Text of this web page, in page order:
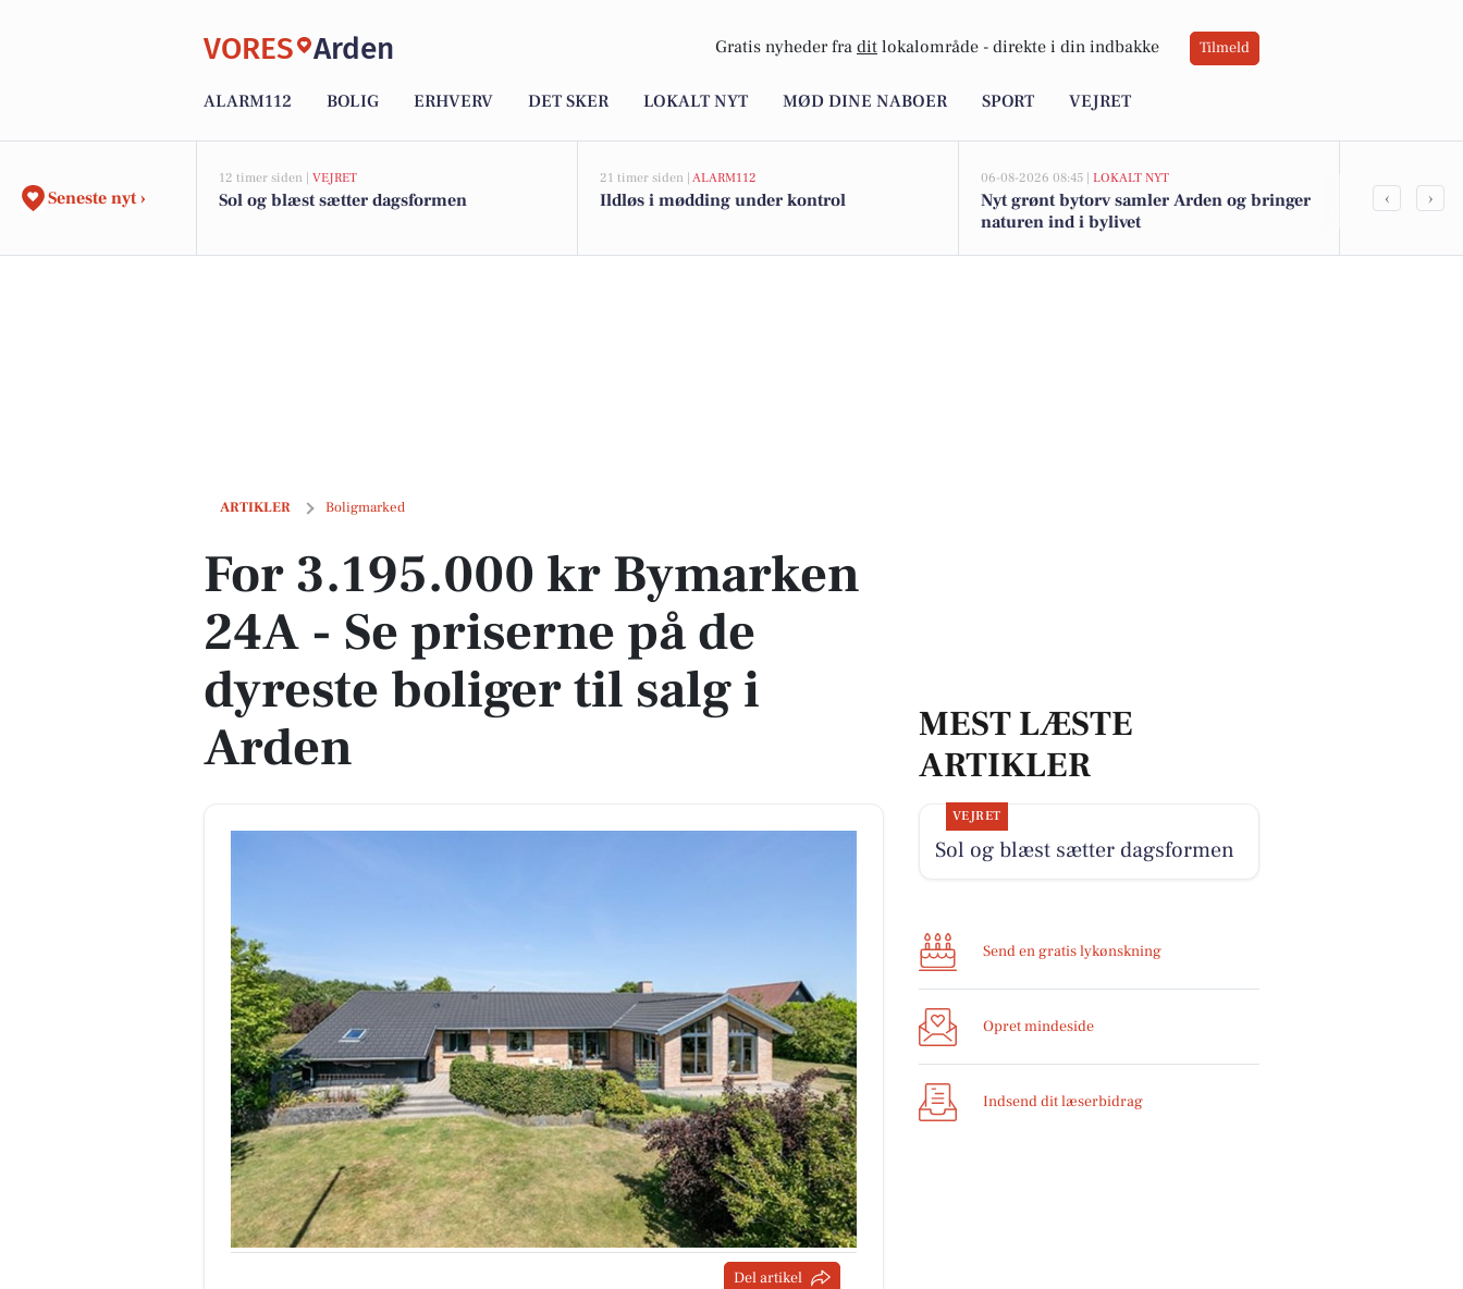
VORES Arden Gratis nyheder fra dit lokalområde - direkte i din indbakke Tilmeld
ALARM112 BOLIG ERHVERV DET SKER LOKALT NYT MØD DINE NABOER SPORT VEJRET
Seneste nyt ›
12 timer siden | VEJRET
Sol og blæst sætter dagsformen
21 timer siden | ALARM112
Ildløs i mødding under kontrol
06-08-2026 08:45 | LOKALT NYT
Nyt grønt bytorv samler Arden og bringer
naturen ind i bylivet
Top 6 over
‹ ›
ARTIKLER Boligmarked
For 3.195.000 kr Bymarken 24A - Se priserne på de dyreste boliger til salg i Arden
For 3.195.000 kr Bymarken
24A - Se priserne på de
dyreste boliger til salg i
Arden
Del artikel
MEST LÆSTE
ARTIKLER
VEJRET
Sol og blæst sætter dagsformen
Send en gratis lykønskning
Opret mindeside
Indsend dit læserbidrag